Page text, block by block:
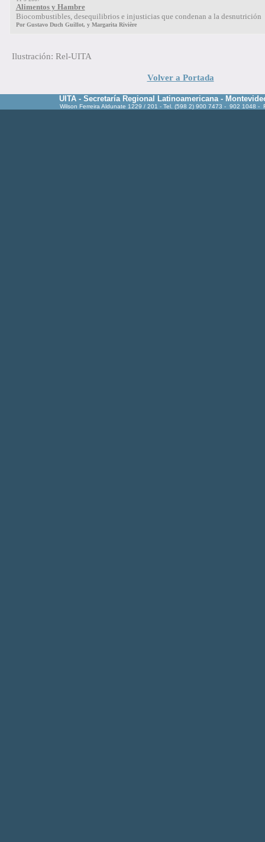
Alimentos y Hambre
Biocombustibles, desequilibrios e injusticias que condenan a la desnutrición
Por Gustavo Duch Guillot, y Margarita Rivière
Ilustración: Rel-UITA
Volver a Portada
UITA - Secretaría Regional Latinoamericana -
Wilson Ferreira Aldunate 1229 / 201 - Tel. (598 2) 900 7473 - 902 1048 -